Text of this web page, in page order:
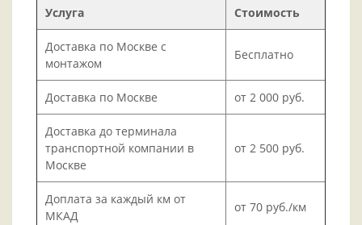
Услуга Стоимость
Доставка по Москве с
монтажом
Бесплатно
Доставка по Москве от 2 000 руб.
Доставка до терминала
транспортной компании в
Москве
от 2 500 руб.
Доплата за каждый км от
МКАД
от 70 руб./км